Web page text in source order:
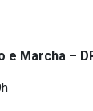
Marcha –